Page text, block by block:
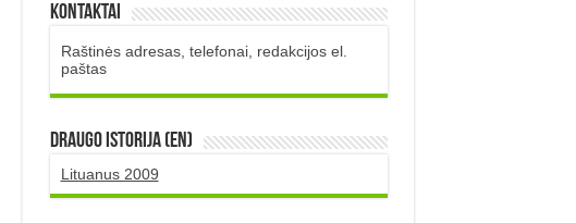
Kontaktai
Raštinės adresas, telefonai, redakcijos el.
paštas
DRAUGO istorija (EN)
Lituanus 2009